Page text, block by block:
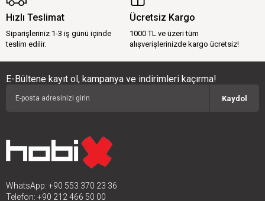
Hızlı Teslimat
Siparişleriniz 1-3 iş günü içinde
teslim edilir.
Ücretsiz Kargo
1000 TL ve üzeri tüm
alışverişlerinizde kargo ücretsiz!
E-Bültene kayıt ol, kampanya ve indirimleri kaçırma!
Kaydol
WhatsApp: +90 553 370 23 36
Telefon: +90 212 466 50 00